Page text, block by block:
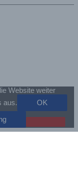
Website weiter
aus.
OK